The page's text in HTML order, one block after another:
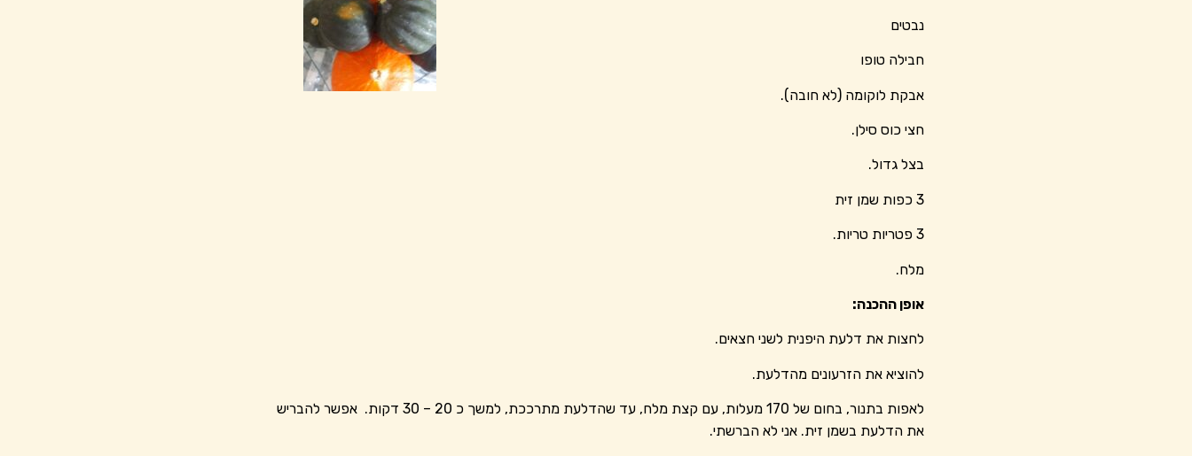
נבטים
חבילה טופו
אבקת לוקומה (לא חובה).
חצי כוס סילן.
בצל גדול.
3 כפות שמן זית
3 פטריות טריות.
מלח.
אופן ההכנה:
לחצות את דלעת היפנית לשני חצאים.
להוציא את הזרעונים מהדלעת.
לאפות בתנור, בחום של 170 מעלות, עם קצת מלח, עד שהדלעת מתרככת, למשך כ 20 – 30 דקות. אפשר להבריש
את הדלעת בשמן זית. אני לא הברשתי.